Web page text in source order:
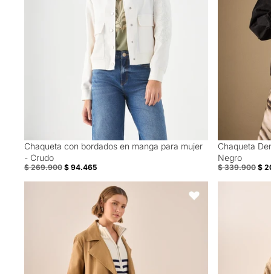
Special Prices
Chaqueta con bordados en manga para mujer
- Crudo
$ 269.900 $ 94.465
40% Off
Chaqueta
Negro
$ 339.900 $
Abrigo Liviano Café Siena Doble Botonadura - Café
Favoritos